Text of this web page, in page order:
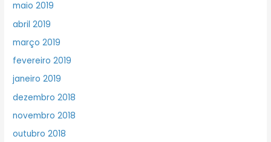
maio 2019
abril 2019
março 2019
fevereiro 2019
janeiro 2019
dezembro 2018
novembro 2018
outubro 2018